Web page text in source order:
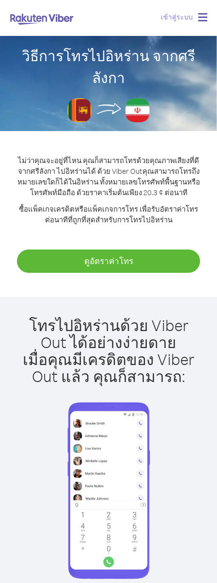
เข้าสู่ระบบ
วิธีการโทรไปอิหร่าน จากศรี
ลังกา
ไม่ว่าคุณจะอยู่ที่ไหน คุณก็สามารถโทรด้วยคุณภาพเสียงที่ดี
จากศรีลังกา ไปอิหร่านได้ ด้วย Viber Outคุณสามารถโทรถึง
หมายเลขใดก็ได้ในอิหร่าน ทั้งหมายเลขโทรศัพท์พื้นฐานหรือ
โทรศัพท์มือถือ ด้วยราคาเริ่มต้นเพียง 20.3 ¢ ต่อนาที
ซื้อแพ็คเกจเครดิตหรือแพ็คเกจการโทร เพื่อรับอัตราค่าโทร
ต่อนาทีที่ถูกที่สุดสำหรับการโทรไปอิหร่าน
ดูอัตราค่าโทร
โทรไปอิหร่านด้วย Viber
Out ได้อย่างง่ายดาย
เมื่อคุณมีเครดิตของ Viber
Out แล้ว คุณก็สามารถ: